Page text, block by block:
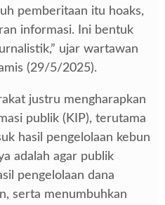
pemberitaan itu hoaks,
informasi. Ini bentuk
ujar wartawan
(29/5/2025).
justru mengharapkan
publik (KIP), terutama
hasil pengelolaan kebun
adalah agar publik
pengelolaan dana
serta menumbuhkan